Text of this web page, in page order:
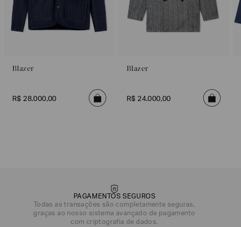
Blazer
R$ 28.000,00
Blazer
R$ 24.000,00
PAGAMENTOS SEGUROS
Todas as transações são completamente seguras,
graças ao nosso sistema avançado de pagamento
com criptografia de dados.
DATA DE NASCIMENTO*